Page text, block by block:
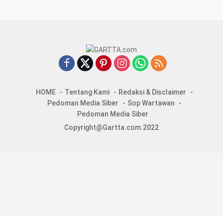
HOME Tentang Kami
Redaksi & Disclaimer
Pedoman Media Siber
Sop Wartawan
Pedoman Media Siber
Copyright@Gartta.com.2022